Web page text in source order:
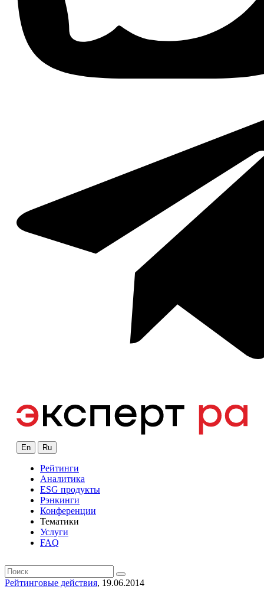
En Ru
Рейтинги
Аналитика
ESG продукты
Рэнкинги
Конференции
Тематики
Услуги
FAQ
Рейтинговые действия, 19.06.2014